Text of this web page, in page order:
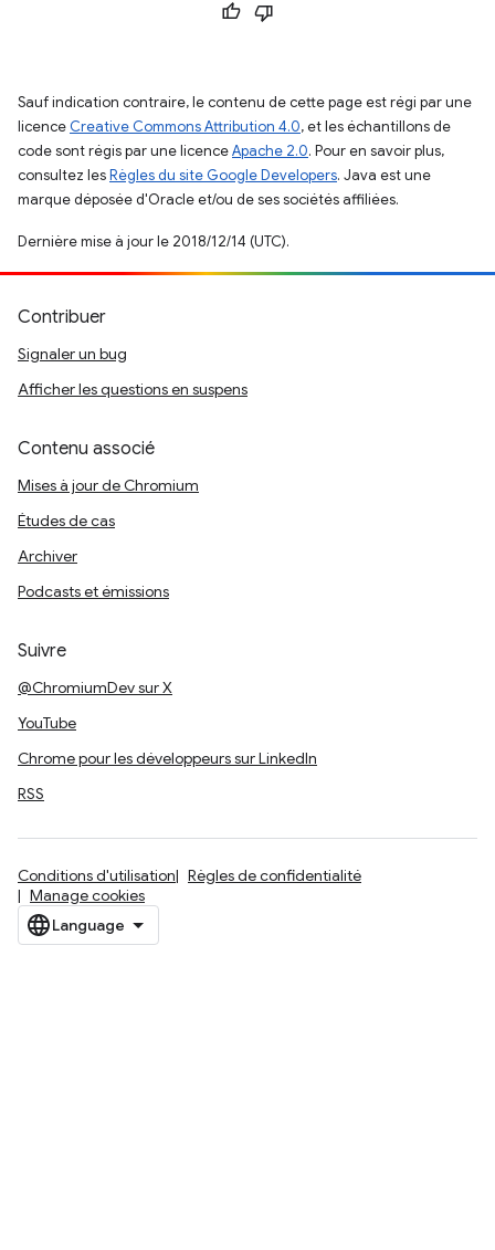
Sauf indication contraire, le contenu de cette page est régi par une
licence Creative Commons Attribution 4.0, et les échantillons de
code sont régis par une licenceApache 2.0. Pour en savoir plus,
consultez lesRègles du site Google Developers. Java est une
marque déposée d'Oracle et/ou de ses sociétés affiliées.
Dernière mise à jour le 2018/12/14 (UTC).
Contribuer
Signaler un bug
Afficher les questions en suspens
Contenu associé
Mises à jour de Chromium
Études de cas
Archiver
Podcasts et émissions
Suivre
@ChromiumDev sur X
YouTube
Chrome pour les développeurs sur LinkedIn
RSS
Conditions d'utilisation
Règles de confidentialité
Manage cookies